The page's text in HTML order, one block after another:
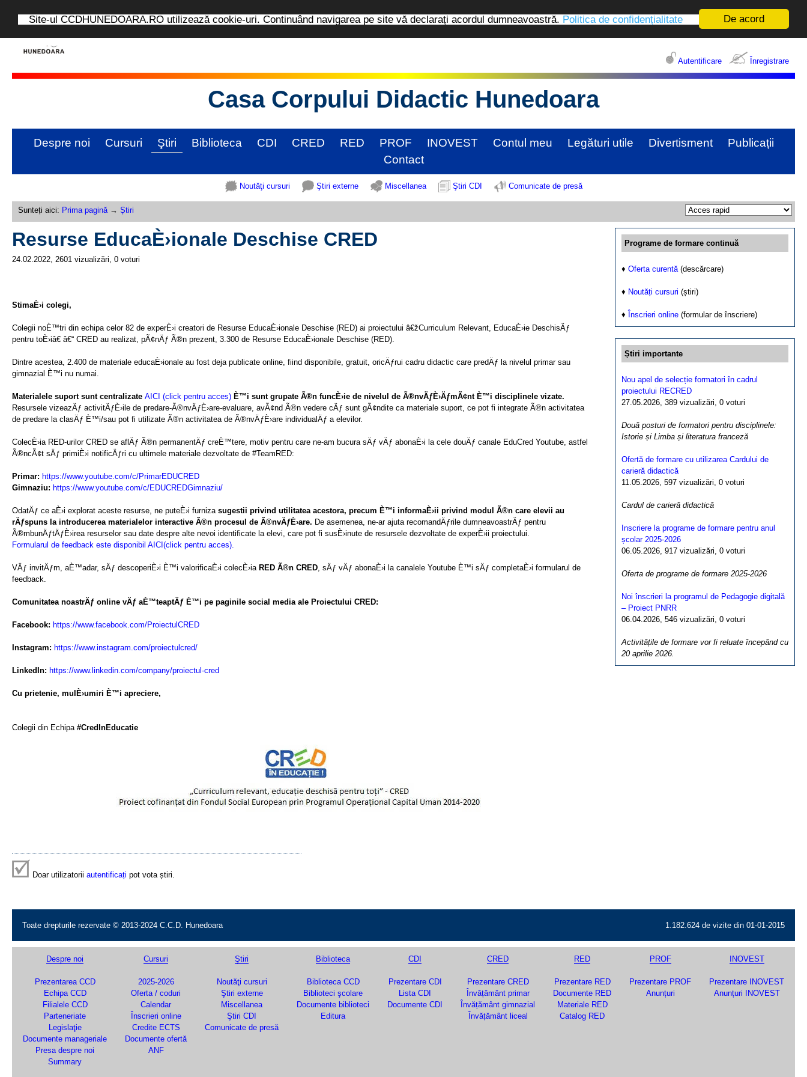
De acord
Site-ul CCDHUNEDOARA.RO utilizează cookie-uri. Continuând navigarea pe site vă declarați acordul dumneavoastră. Politica de confidențialitate
Autentificare Înregistrare
Casa Corpului Didactic Hunedoara
Despre noi Cursuri Ştiri Biblioteca CDI CRED RED PROF INOVEST Contul meu Legături utile Divertisment
Publicații
Contact
Noutăţi cursuri Ştiri externe Miscellanea Ştiri CDI Comunicate de presă
Sunteți aici: Prima pagină→ Știri
Programe de formare continuă
♦ Oferta curentă(descărcare)
♦ Noutăți cursuri (știri)
♦ Înscrieri online (formular de înscriere)
Știri importante
Nou apel de selecție formatori în cadrul
proiectului RECRED
27.05.2026, 389 vizualizări, 0 voturi
Două posturi de formatori pentru disciplinele:
Istorie și Limba și literatura franceză
Ofertă de formare cu utilizarea Cardului de
carieră didactică
11.05.2026, 597 vizualizări, 0 voturi
Cardul de carieră didactică
Inscriere la programe de formare pentru anul
școlar 2025-2026
06.05.2026, 917 vizualizări, 0 voturi
Oferta de programe de formare 2025-2026
Noi înscrieri la programul de Pedagogie digitală
– Proiect PNRR
06.04.2026, 546 vizualizări, 0 voturi
Activitățile de formare vor fi reluate începând cu
20 aprilie 2026.
Resurse EducaÈ›ionale Deschise CRED
24.02.2022, 2601 vizualizări, 0 voturi
StimaÈ›i colegi,
Colegii noÈ™tri din echipa celor 82 de experÈ›i creatori de Resurse EducaÈ›ionale Deschise (RED) ai proiectului â€žCurriculum Relevant, EducaÈ›ie DeschisÄƒ
pentru toÈ›iâ€ â€“ CRED au realizat, pÃ¢nÄƒ Ã®n prezent, 3.300 de Resurse EducaÈ›ionale Deschise (RED).
Dintre acestea, 2.400 de materiale educaÈ›ionale au fost deja publicate online, fiind disponibile, gratuit, oricÄƒrui cadru didactic care predÄƒ la nivelul primar sau
gimnazial È™i nu numai.
Materialele suport sunt centralizate AICI (click pentru acces) È™i sunt grupate Ã®n funcÈ›ie de nivelul de Ã®nvÄƒÈ›ÄƒmÃ¢nt È™i disciplinele vizate.
Resursele vizeazÄƒ activitÄƒÈ›ile de predare-Ã®nvÄƒÈ›are-evaluare, avÃ¢nd Ã®n vedere cÄƒ sunt gÃ¢ndite ca materiale suport, ce pot fi integrate Ã®n activitatea
de predare la clasÄƒ È™i/sau pot fi utilizate Ã®n activitatea de Ã®nvÄƒÈ›are individualÄƒ a elevilor.
ColecÈ›ia RED-urilor CRED se aflÄƒ Ã®n permanentÄƒ creÈ™tere, motiv pentru care ne-am bucura sÄƒ vÄƒ abonaÈ›i la cele douÄƒ canale EduCred Youtube, astfel
Ã®ncÃ¢t sÄƒ primiÈ›i notificÄƒri cu ultimele materiale dezvoltate de #TeamRED:
Primar: https://www.youtube.com/c/PrimarEDUCRED
Gimnaziu: https://www.youtube.com/c/EDUCREDGimnaziu/
OdatÄƒ ce aÈ›i explorat aceste resurse, ne puteÈ›i furniza sugestii privind utilitatea acestora, precum È™i informaÈ›ii privind modul Ã®n care elevii au
rÄƒspuns la introducerea materialelor interactive Ã®n procesul de Ã®nvÄƒÈ›are. De asemenea, ne-ar ajuta recomandÄƒrile dumneavoastrÄƒ pentru
Ã®mbunÄƒtÄƒÈ›irea resurselor sau date despre alte nevoi identificate la elevi, care pot fi susÈ›inute de resursele dezvoltate de experÈ›ii proiectului.
Formularul de feedback este disponibil AICI(click pentru acces).
VÄƒ invitÄƒm, aÈ™adar, sÄƒ descoperiÈ›i È™i valorificaÈ›i colecÈ›ia RED Ã®n CRED, sÄƒ vÄƒ abonaÈ›i la canalele Youtube È™i sÄƒ completaÈ›i formularul de
feedback.
Comunitatea noastrÄƒ online vÄƒ aÈ™teaptÄƒ È™i pe paginile social media ale Proiectului CRED:
Facebook: https://www.facebook.com/ProiectulCRED
Instagram: https://www.instagram.com/proiectulcred/
LinkedIn: https://www.linkedin.com/company/proiectul-cred
Cu prietenie, mulÈ›umiri È™i apreciere,
Colegii din Echipa #CredInEducatie
Doar utilizatorii autentificați pot vota știri.
Toate drepturile rezervate © 2013-2024 C.C.D. Hunedoara 1.182.624 de vizite din 01-01-2015
Despre noi
Prezentarea CCD
Echipa CCD
Filialele CCD
Parteneriate
Legislaţie
Documente manageriale
Presa despre noi
Summary
Cursuri
2025-2026
Oferta / coduri
Calendar
Înscrieri online
Credite ECTS
Documente ofertă
ANF
Ştiri
Noutăţi cursuri
Ştiri externe
Miscellanea
Ştiri CDI
Comunicate de presă
Biblioteca
Biblioteca CCD
Biblioteci şcolare
Documente biblioteci
Editura
CDI
Prezentare CDI
Lista CDI
Documente CDI
CRED
Prezentare CRED
Învățământ primar
Învățământ gimnazial
Învățământ liceal
RED
Prezentare RED
Documente RED
Materiale RED
Catalog RED
PROF
Prezentare PROF
Anunțuri
INOVEST
Prezentare INOVEST
Anunțuri INOVEST